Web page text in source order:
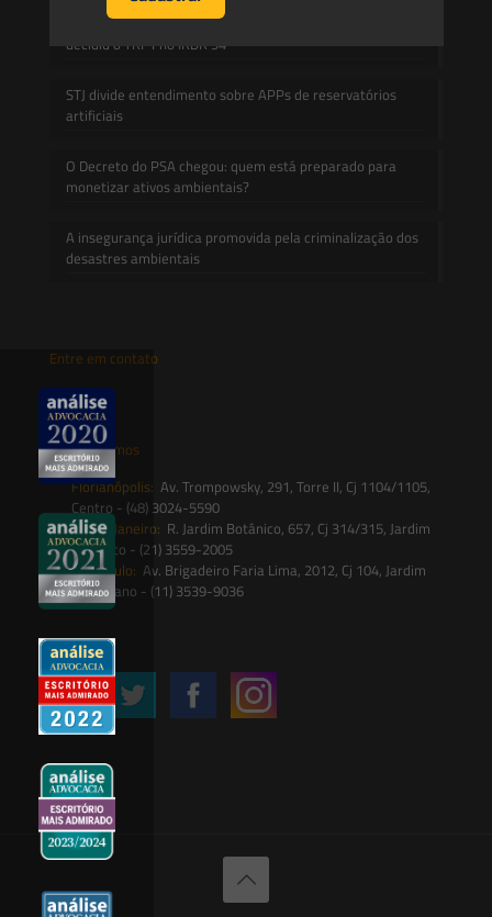
Prescrição administrativa e embargo ambiental: o que
decidiu o TRF1 no IRDR 94
STJ divide entendimento sobre APPs de reservatórios
artificiais
O Decreto do PSA chegou: quem está preparado para
monetizar ativos ambientais?
A insegurança jurídica promovida pela criminalização dos
desastres ambientais
Entre em contato
contato@saesadvogados.com.br
Onde estamos
Florianópolis: Av. Trompowsky, 291, Torre II, Cj 1104/1105,
Centro - (48) 3024-5590
Rio de Janeiro: R. Jardim Botânico, 657, Cj 314/315, Jardim
Botânico - (21) 3559-2005
São Paulo: Av. Brigadeiro Faria Lima, 2012, Cj 104, Jardim
Paulistano - (11) 3539-9036
Siga-nos